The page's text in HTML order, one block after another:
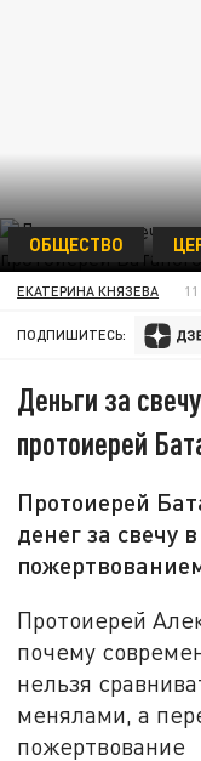
ОБЩЕСТВО
ЕКАТЕРИНА КНЯЗЕВА
ПОДПИШИТЕСЬ:
Деньги за
протоиерей
Протоиерей
денег за свечу
Протоиерей
почему
нельзя
менялами, а
пожертвование